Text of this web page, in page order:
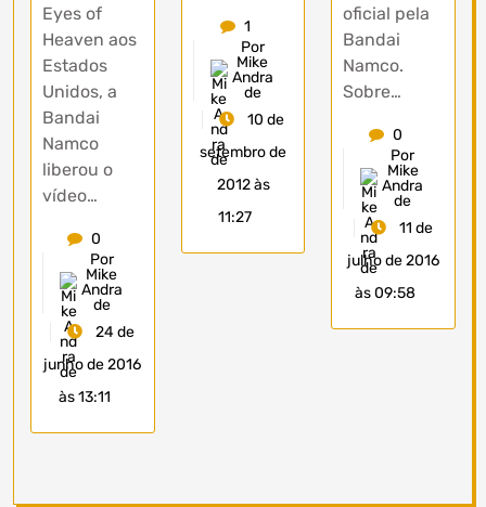
Eyes of
Heaven aos
Estados
Unidos, a
Bandai
Namco
liberou o
vídeo…
0
Por
Mike
Andra
de
24 de
junho de 2016
às 13:11
1
Por
Mike
Andra
de
10 de
setembro de
2012 às
11:27
oficial pela
Bandai
Namco.
Sobre…
0
Por
Mike
Andra
de
11 de
julho de 2016
às 09:58